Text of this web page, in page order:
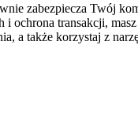
zabezpiecza Twój
i ochrona transakcji,
a także korzystaj z